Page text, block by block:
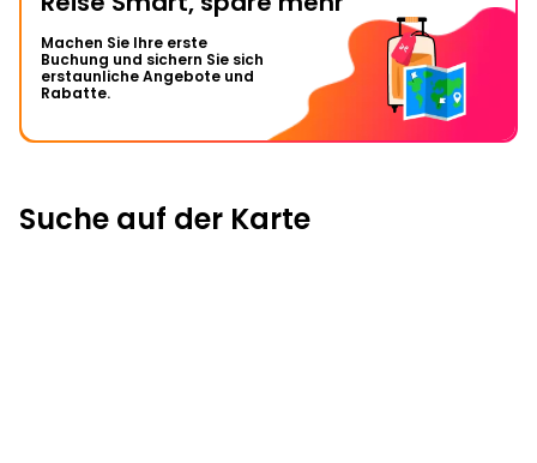
Machen Sie Ihre erste
Buchung und sichern Sie sich
erstaunliche Angebote und
Rabatte.
Suche auf der Karte